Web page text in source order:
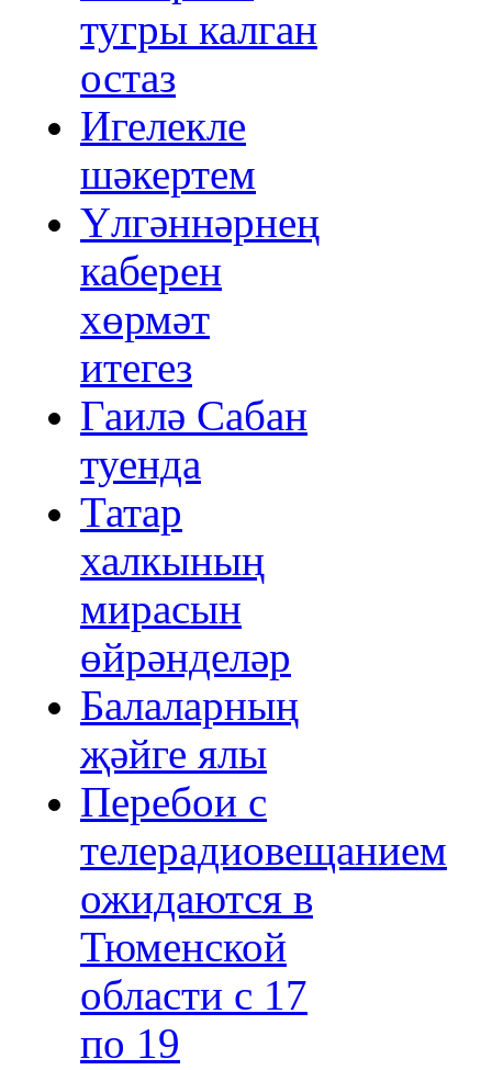
тугры калган
остаз
Игелекле
шәкертем
Үлгәннәрнең
каберен
хөрмәт
итегез
Гаилә Сабан
туенда
Татар
халкының
мирасын
өйрәнделәр
Балаларның
җәйге ялы
Перебои с
телерадиовещанием
ожидаются в
Тюменской
области с 17
по 19